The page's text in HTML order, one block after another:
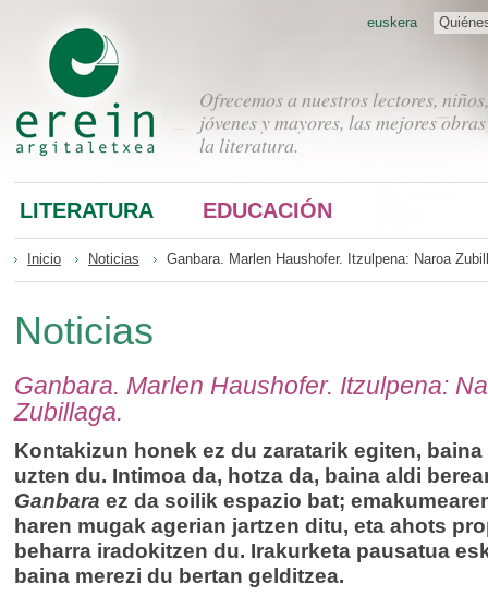
Ofrecemos a nuestros lectores, niños,
jóvenes y mayores, las mejores
la literatura.
euskera
LITERATURA EDUCACIÓN
Inicio Noticias Ganbara. Marlen Haushofer. Itzulpena: Naroa
Noticias
Ganbara. Marlen Haushofer. Itzulpena:
Zubillaga.
Kontakizun honek ez du zaratarik egiten, baina
uzten du. Intimoa da, hotza da, baina aldi
Ganbara ez da soilik espazio bat;
haren mugak agerian jartzen ditu, eta ahots
beharra iradokitzen du. Irakurketa pausatua
baina merezi du bertan gelditzea.